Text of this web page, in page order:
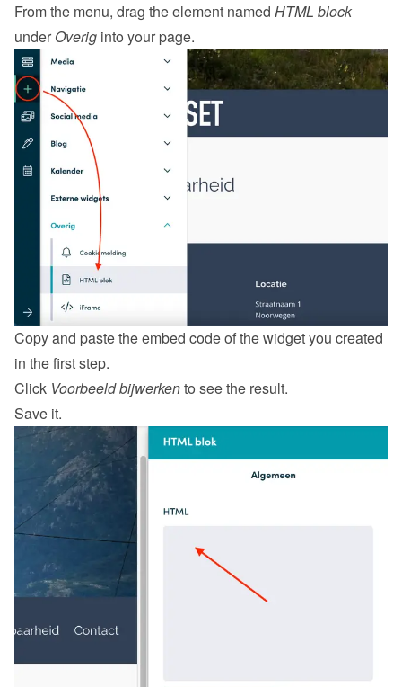
From the menu, drag the element named HTML block
under Overig into your page.
Copy and paste the embed code of the widget you created
in the first step.
Click Voorbeeld bijwerken to see the result.
Save it.